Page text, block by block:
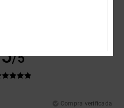
5/5
Compra verificada